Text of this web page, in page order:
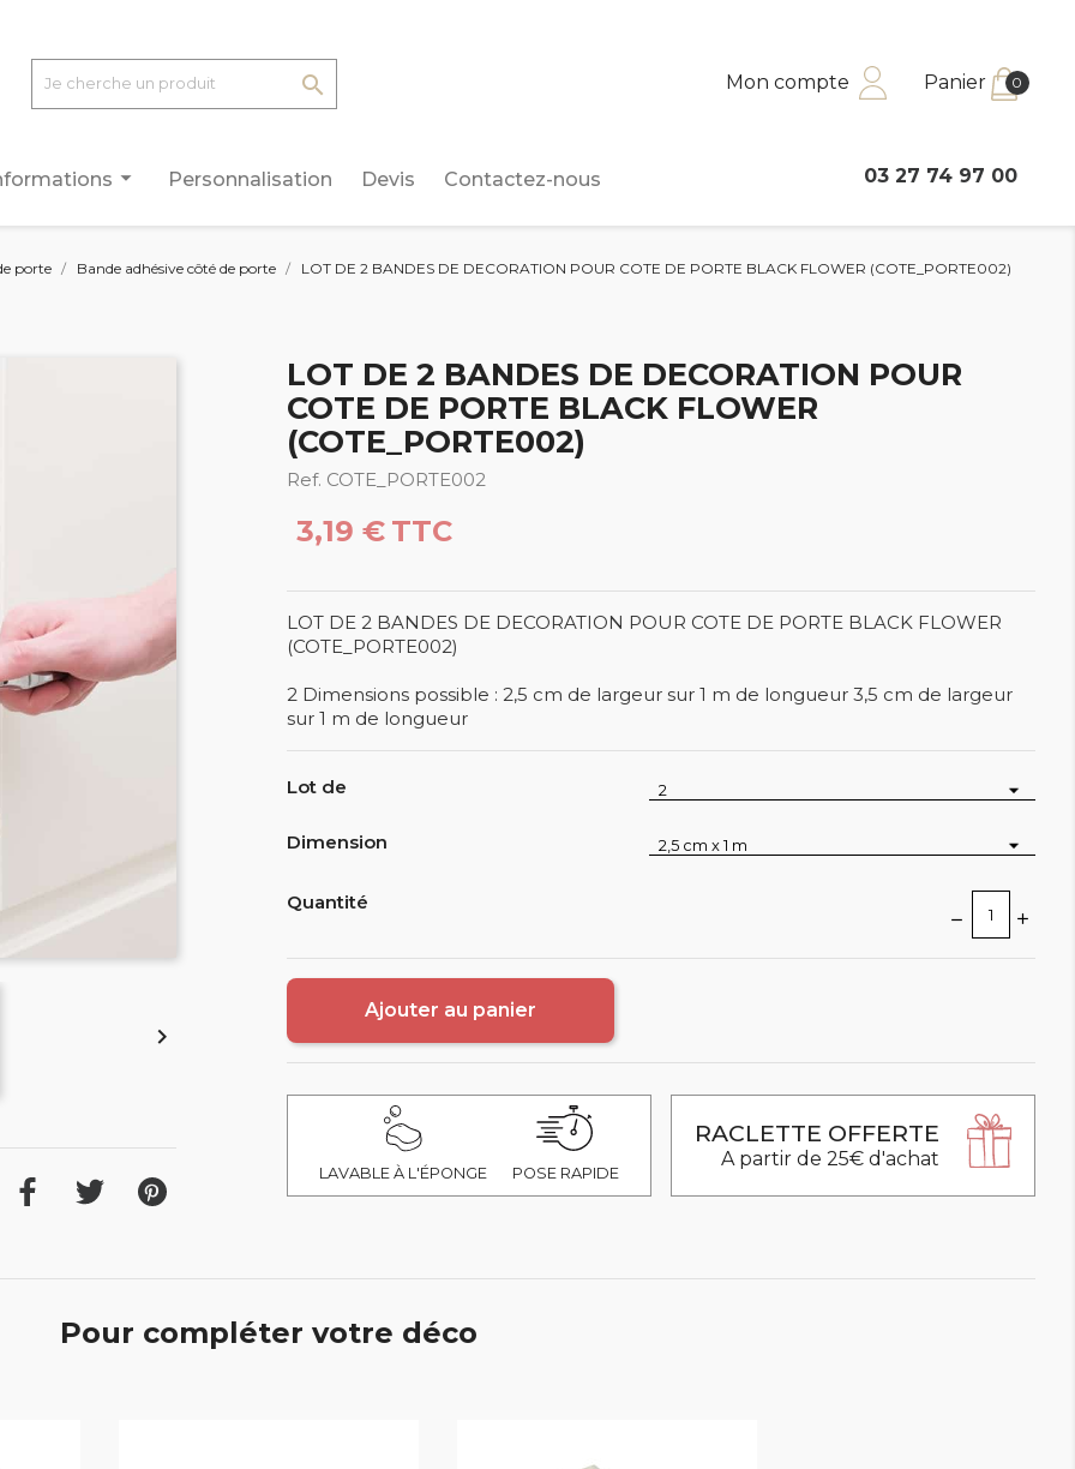
 Mon compte Panier 0
arrow_drop_down Personnalisation Devis Contactez-nous 03 27 74 97 00
porte Bande adhésive côté de porte LOT DE 2 BANDES DE DECORATION POUR COTE DE PORTE BLACK FLOWER (COTE_PORTE002)

LOT DE 2 BANDES DE DECORATION POUR
COTE DE PORTE BLACK FLOWER
(COTE_PORTE002)
Ref. COTE_PORTE002
3,19 € TTC
LOT DE 2 BANDES DE DECORATION POUR COTE DE PORTE BLACK FLOWER
(COTE_PORTE002)
2 Dimensions possible : 2,5 cm de largeur sur 1 m de longueur 3,5 cm de largeur
sur 1 m de longueur
Lot de
Dimension
Quantité
Ajouter au panier
LAVABLE À L'ÉPONGE POSE RAPIDE
RACLETTE OFFERTE
A partir de 25€ d'achat
Pour compléter votre déco